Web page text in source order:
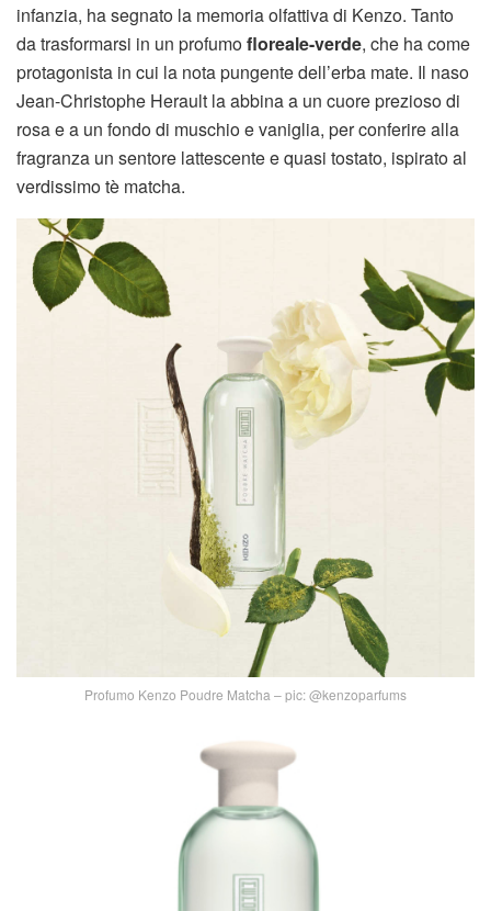
infanzia, ha segnato la memoria olfattiva di Kenzo. Tanto
da trasformarsi in un profumofloreale-verde, che ha come
protagonista in cui la nota pungente dell’erba mate. Il naso
Jean-Christophe Herault la abbina a un cuore prezioso di
rosa e a un fondo di muschio e vaniglia, per conferire alla
fragranza un sentore lattescente e quasi tostato, ispirato al
verdissimo tè matcha.
Profumo Kenzo Poudre Matcha – pic: @kenzoparfums